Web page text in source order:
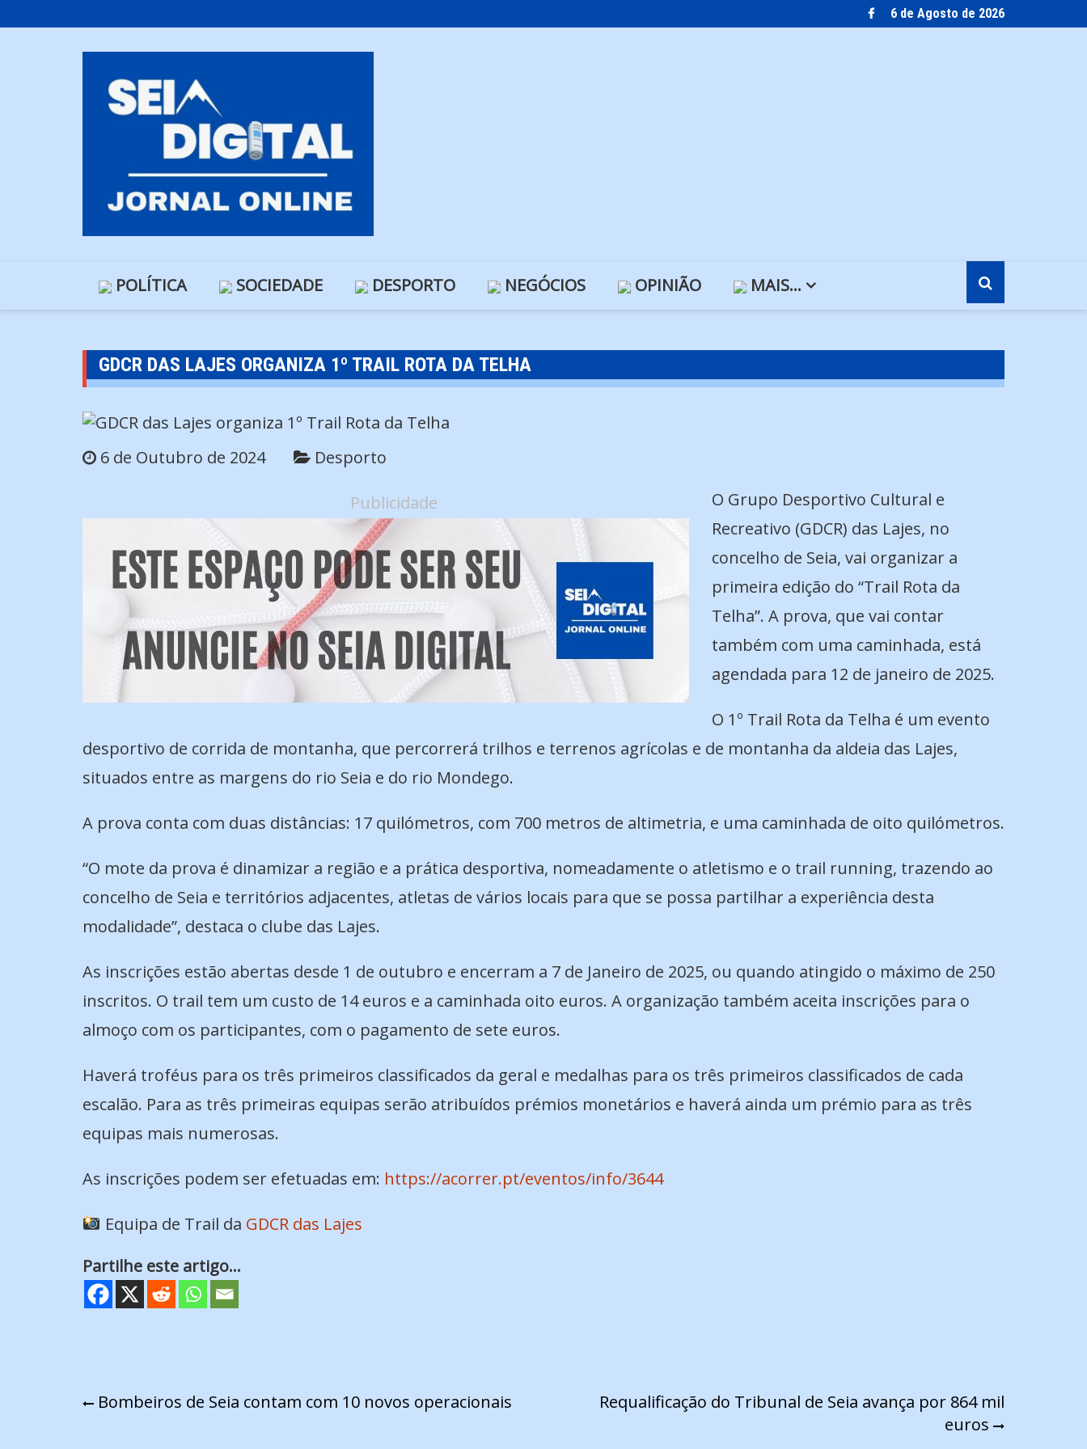
to
6 de Agosto de 2026
POLÍTICA SOCIEDADE DESPORTO NEGÓCIOS OPINIÃO MAIS…
GDCR DAS LAJES ORGANIZA 1º TRAIL ROTA DA TELHA
6 de Outubro de 2024 Desporto
Publicidade
O Grupo Desportivo Cultural e
Recreativo (GDCR) das Lajes, no
concelho de Seia, vai organizar a
primeira edição do “Trail Rota da
Telha”. A prova, que vai contar
também com uma caminhada, está
agendada para 12 de janeiro de 2025.
O 1º Trail Rota da Telha é um evento
desportivo de corrida de montanha, que percorrerá trilhos e terrenos agrícolas e de montanha da aldeia das Lajes,
situados entre as margens do rio Seia e do rio Mondego.
A prova conta com duas distâncias: 17 quilómetros, com 700 metros de altimetria, e uma caminhada de oito quilómetros.
“O mote da prova é dinamizar a região e a prática desportiva, nomeadamente o atletismo e o trail running, trazendo ao
concelho de Seia e territórios adjacentes, atletas de vários locais para que se possa partilhar a experiência desta
modalidade”, destaca o clube das Lajes.
As inscrições estão abertas desde 1 de outubro e encerram a 7 de Janeiro de 2025, ou quando atingido o máximo de 250
inscritos. O trail tem um custo de 14 euros e a caminhada oito euros. A organização também aceita inscrições para o
almoço com os participantes, com o pagamento de sete euros.
Haverá troféus para os três primeiros classificados da geral e medalhas para os três primeiros classificados de cada
escalão. Para as três primeiras equipas serão atribuídos prémios monetários e haverá ainda um prémio para as três
equipas mais numerosas.
As inscrições podem ser efetuadas em: https://acorrer.pt/eventos/info/3644
Equipa de Trail da GDCR das Lajes
Partilhe este artigo...
Navegação
Bombeiros de Seia contam com 10 novos operacionais
Requalificação do Tribunal de Seia avança por 864 mil
euros